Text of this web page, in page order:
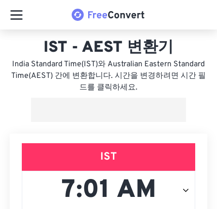
IST - AEST 변환기
India Standard Time(IST)와 Australian Eastern Standard
Time(AEST) 간에 변환합니다. 시간을 변경하려면 시간 필
드를 클릭하세요.
IST